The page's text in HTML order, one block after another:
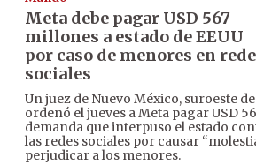
Meta debe pagar USD 567
millones a estado de EEUU
por caso de menores en
sociales
Un juez de Nuevo México, suroeste de
ordenó el jueves a Meta pagar USD
demanda que interpuso el estado
las redes sociales por causar
perjudicar a los menores.